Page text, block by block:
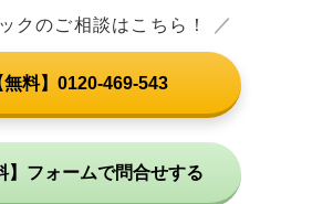
クのご相談はこちら！ ／
無料】0120-469-543
】フォームで問合せする